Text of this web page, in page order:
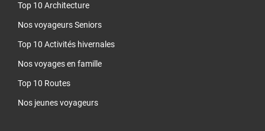
Top 10 Architecture
Nos voyageurs Seniors
Top 10 Activités hivernales
Nos voyages en famille
Top 10 Routes
Nos jeunes voyageurs